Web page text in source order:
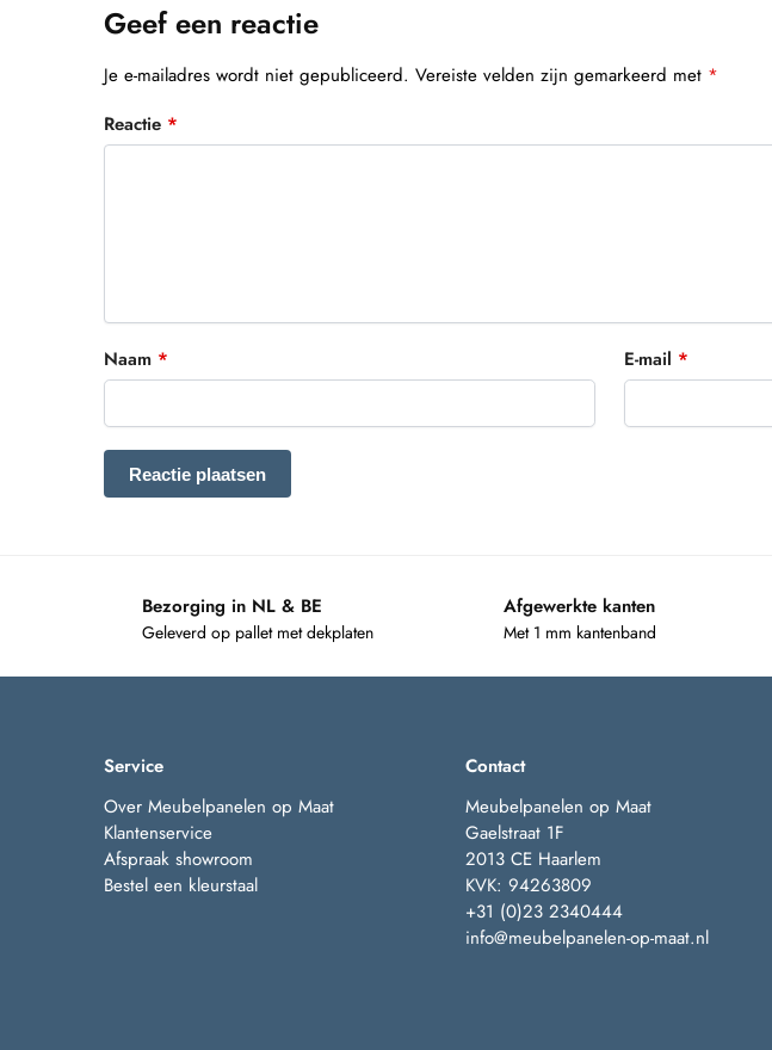
Geef een reactie
Je e-mailadres wordt niet gepubliceerd. Vereiste velden zijn gemarkeerd met *
Reactie *
Naam * E-mail *
Bezorging in NL & BE
Geleverd op pallet met dekplaten
Afgewerkte kanten
Met 1 mm kantenband
Service
Over Meubelpanelen op Maat
Klantenservice
Afspraak showroom
Bestel een kleurstaal
Contact
Meubelpanelen op Maat
Gaelstraat 1F
2013 CE Haarlem
KVK: 94263809
+31 (0)23 2340444
info@meubelpanelen-op-maat.nl